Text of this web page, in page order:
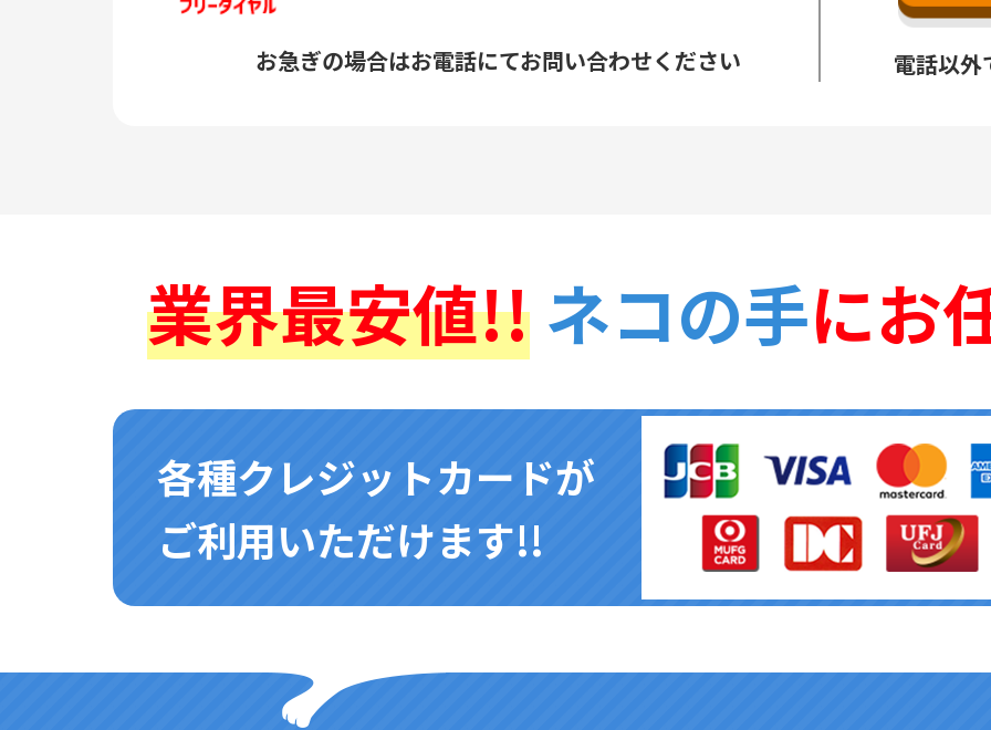
お急ぎの場合はお電話にてお問い合わせください 電話以
業界最安値!! ネコの手にお
各種クレジットカードが
ご利用いただけます!!